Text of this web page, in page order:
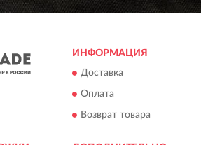
ИНФОРМАЦИЯ
Доставка
Оплата
Возврат товара